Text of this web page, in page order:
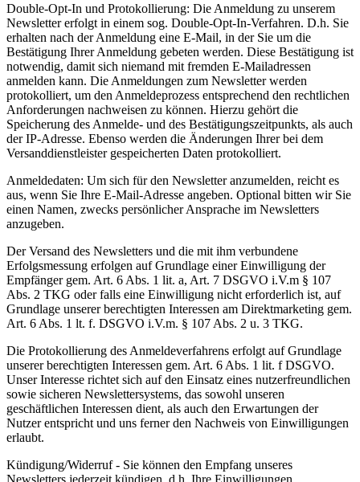
Double-Opt-In und Protokollierung: Die Anmeldung zu unserem
Newsletter erfolgt in einem sog. Double-Opt-In-Verfahren. D.h. Sie
erhalten nach der Anmeldung eine E-Mail, in der Sie um die
Bestätigung Ihrer Anmeldung gebeten werden. Diese Bestätigung ist
notwendig, damit sich niemand mit fremden E-Mailadressen
anmelden kann. Die Anmeldungen zum Newsletter werden
protokolliert, um den Anmeldeprozess entsprechend den rechtlichen
Anforderungen nachweisen zu können. Hierzu gehört die
Speicherung des Anmelde- und des Bestätigungszeitpunkts, als auch
der IP-Adresse. Ebenso werden die Änderungen Ihrer bei dem
Versanddienstleister gespeicherten Daten protokolliert.
Anmeldedaten: Um sich für den Newsletter anzumelden, reicht es
aus, wenn Sie Ihre E-Mail-Adresse angeben. Optional bitten wir Sie
einen Namen, zwecks persönlicher Ansprache im Newsletters
anzugeben.
Der Versand des Newsletters und die mit ihm verbundene
Erfolgsmessung erfolgen auf Grundlage einer Einwilligung der
Empfänger gem. Art. 6 Abs. 1 lit. a, Art. 7 DSGVO i.V.m § 107
Abs. 2 TKG oder falls eine Einwilligung nicht erforderlich ist, auf
Grundlage unserer berechtigten Interessen am Direktmarketing gem.
Art. 6 Abs. 1 lt. f. DSGVO i.V.m. § 107 Abs. 2 u. 3 TKG.
Die Protokollierung des Anmeldeverfahrens erfolgt auf Grundlage
unserer berechtigten Interessen gem. Art. 6 Abs. 1 lit. f DSGVO.
Unser Interesse richtet sich auf den Einsatz eines nutzerfreundlichen
sowie sicheren Newslettersystems, das sowohl unseren
geschäftlichen Interessen dient, als auch den Erwartungen der
Nutzer entspricht und uns ferner den Nachweis von Einwilligungen
erlaubt.
Kündigung/Widerruf - Sie können den Empfang unseres
Newsletters jederzeit kündigen, d.h. Ihre Einwilligungen